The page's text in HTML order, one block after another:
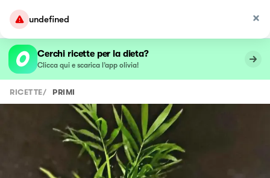
undefined
Cerchi ricette per la dieta?
Clicca qui e scarica l’app olivia!
RICETTE/ PRIMI